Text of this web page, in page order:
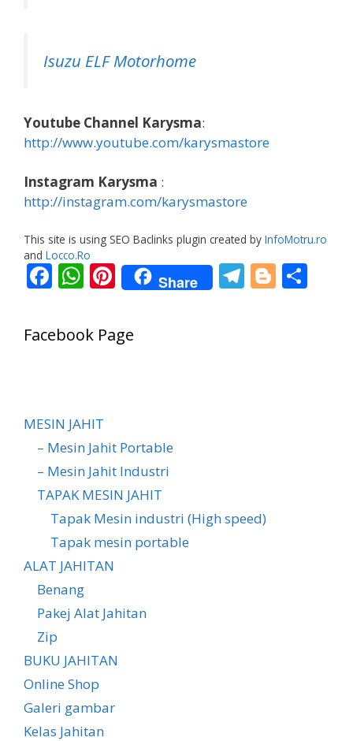
Isuzu ELF Motorhome
Youtube Channel Karysma:
http://www.youtube.com/karysmastore
Instagram Karysma :
http://instagram.com/karysmastore
This site is using SEO Baclinks plugin created by InfoMotru.ro
and Locco.Ro
F
e
b
k
W
at
s
p
Pi
nt
er
e
Share T Bl
Facebook Page
MESIN JAHIT
– Mesin Jahit Portable
– Mesin Jahit Industri
TAPAK MESIN JAHIT
Tapak Mesin industri (High speed)
Tapak mesin portable
ALAT JAHITAN
Benang
Pakej Alat Jahitan
Zip
BUKU JAHITAN
Online Shop
Galeri gambar
Kelas Jahitan